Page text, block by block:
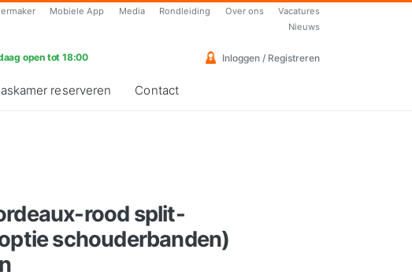
Mobiele App Media Rondleiding Over ons
Vacatures
Nieuws
open tot 18:00 Inloggen / Registreren
reserveren Contact
rood split-
schouderbanden)